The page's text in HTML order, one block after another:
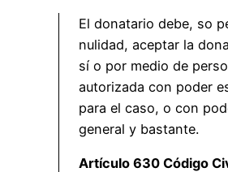
El donatario debe, so
nulidad, aceptar la
sí o por medio de
autorizada con poder
para el caso, o con
general y bastante.
Artículo 630 Código